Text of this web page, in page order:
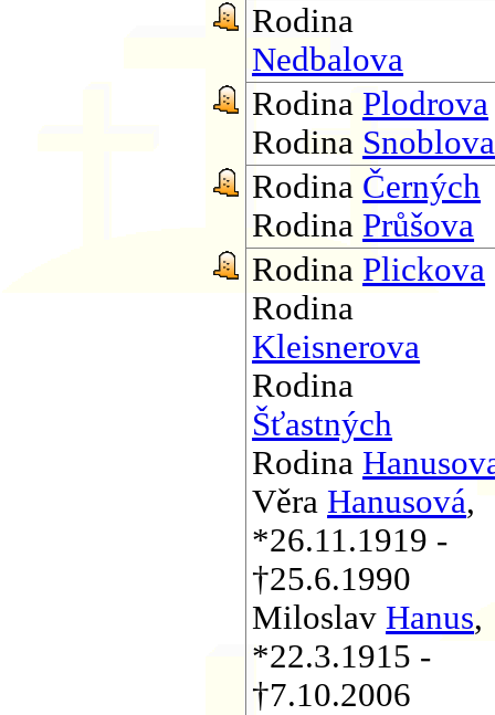
Rodina
Nedbalova
Rodina Plodrova
Rodina Snoblova
Rodina Černých
Rodina Průšova
Rodina Plickova
Rodina
Kleisnerova
Rodina
Šťastných
Rodina
Věra Hanusová,
*26.11.1919 -
†25.6.1990
Miloslav Hanus,
*22.3.1915 -
†7.10.2006